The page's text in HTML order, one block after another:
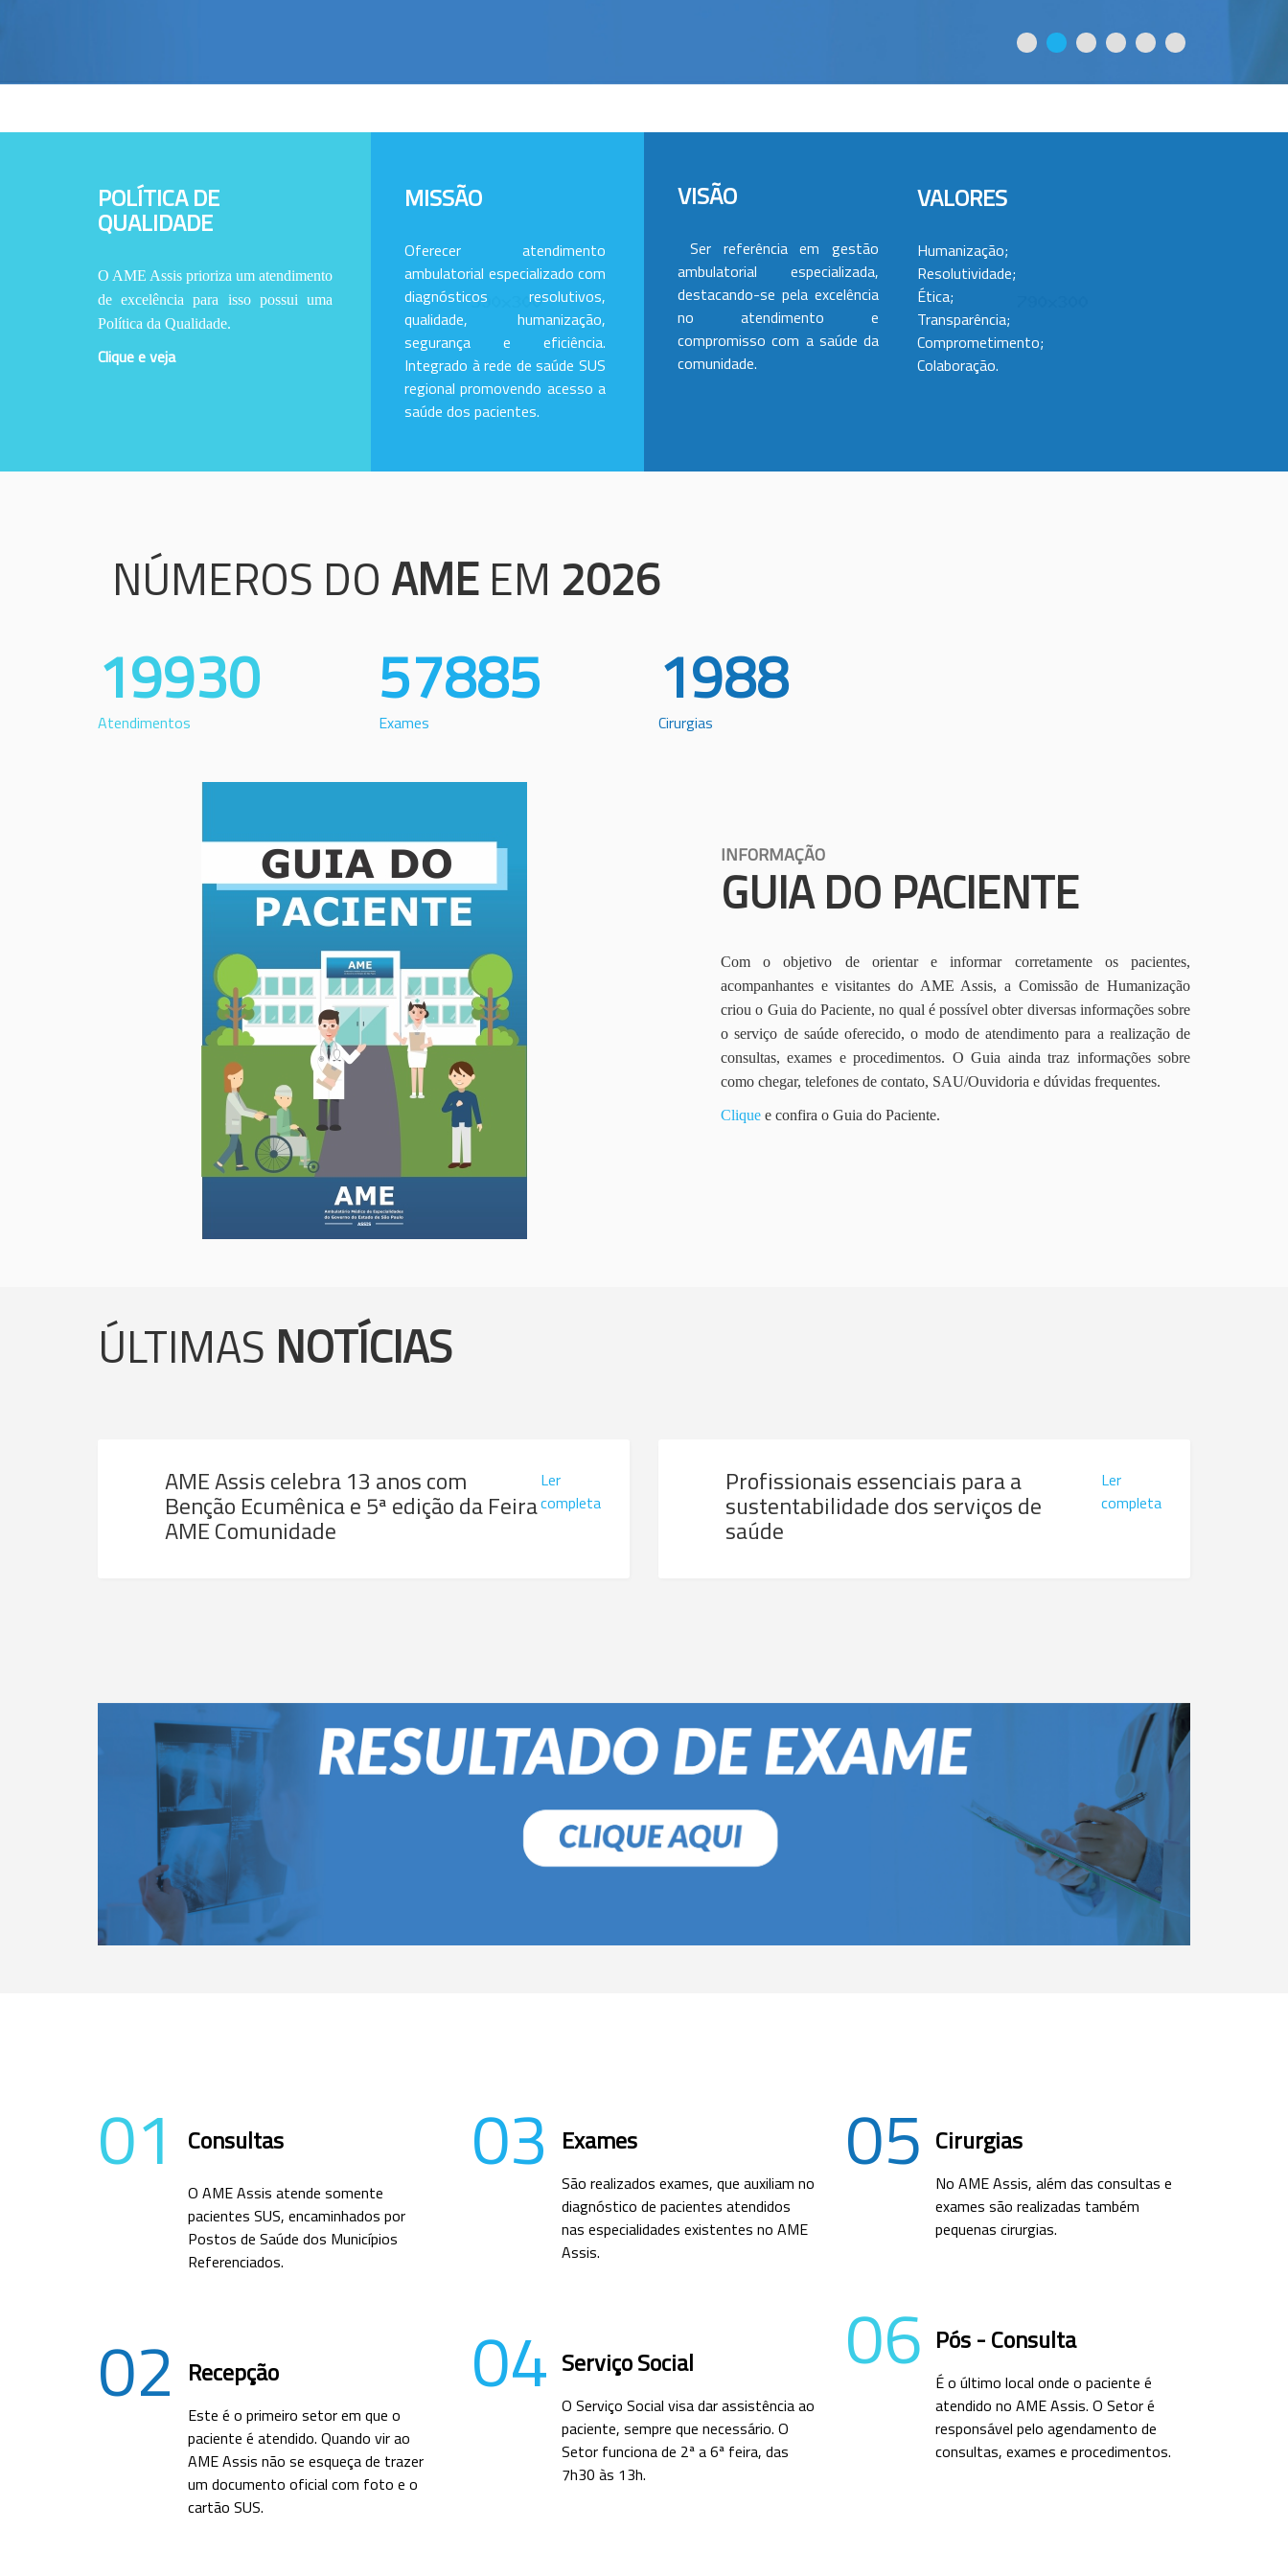
POLÍTICA DE
QUALIDADE
O AME Assis prioriza um atendimento
de excelência para isso possui uma
Política da Qualidade.
Clique e veja
MISSÃO
Oferecer atendimento
ambulatorial especializado com
diagnósticos resolutivos,
qualidade, humanização,
segurança e eficiência.
Integrado à rede de saúde SUS
regional promovendo acesso a
saúde dos pacientes.
VISÃO
Ser referência em gestão
ambulatorial especializada,
destacando-se pela excelência
no atendimento e
compromisso com a saúde da
comunidade.
VALORES
Humanização;
Resolutividade;
Ética;
Transparência;
Comprometimento;
Colaboração.
NÚMEROS DO AME EM 2026
19930
Atendimentos
57885
Exames
1988
Cirurgias
INFORMAÇÃO
GUIA DO PACIENTE
Com o objetivo de orientar e informar corretamente os pacientes,
acompanhantes e visitantes do AME Assis, a Comissão de Humanização
criou o Guia do Paciente, no qual é possível obter diversas informações sobre
o serviço de saúde oferecido, o modo de atendimento para a realização de
consultas, exames e procedimentos. O Guia ainda traz informações sobre
como chegar, telefones de contato, SAU/Ouvidoria e dúvidas frequentes.
Clique e confira o Guia do Paciente.
ÚLTIMAS NOTÍCIAS
AME Assis celebra 13 anos com
Benção Ecumênica e 5ª edição da Feira
AME Comunidade
Ler
completa
Profissionais essenciais para a
sustentabilidade dos serviços de
saúde
Ler
completa
01 Consultas
O AME Assis atende somente
pacientes SUS, encaminhados por
Postos de Saúde dos Municípios
Referenciados.
02 Recepção
Este é o primeiro setor em que o
paciente é atendido. Quando vir ao
AME Assis não se esqueça de trazer
um documento oficial com foto e o
cartão SUS.
03 Exames
São realizados exames, que auxiliam no
diagnóstico de pacientes atendidos
nas especialidades existentes no AME
Assis.
04 Serviço Social
O Serviço Social visa dar assistência ao
paciente, sempre que necessário. O
Setor funciona de 2ª a 6ª feira, das
7h30 às 13h.
05 Cirurgias
No AME Assis, além das consultas e
exames são realizadas também
pequenas cirurgias.
06 Pós - Consulta
É o último local onde o paciente é
atendido no AME Assis. O Setor é
responsável pelo agendamento de
consultas, exames e procedimentos.